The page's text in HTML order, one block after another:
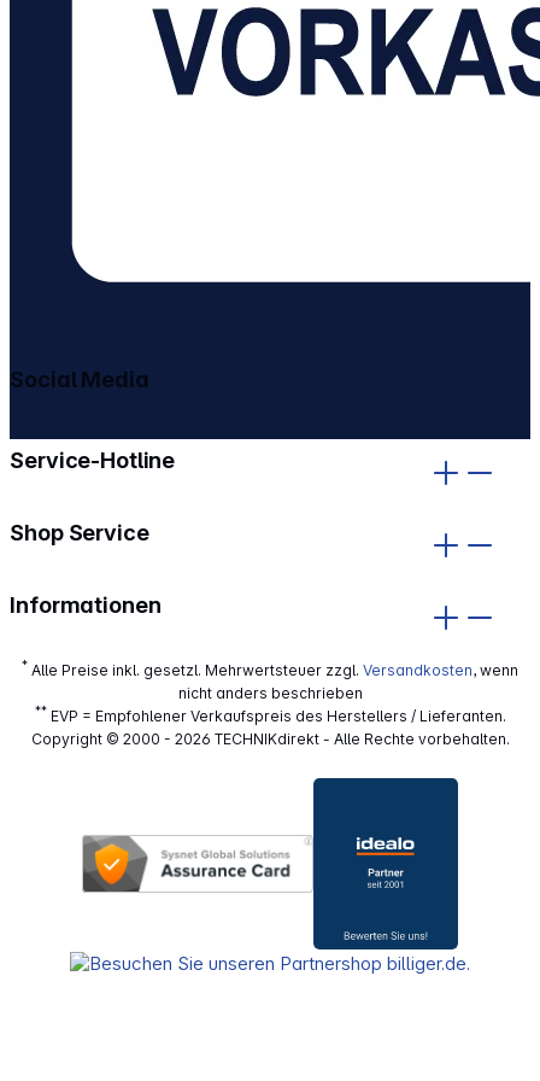
Service-Hotline
Shop Service
Informationen
Social Media
* Alle Preise inkl. gesetzl. Mehrwertsteuer zzgl. Versandkosten, wenn
nicht anders beschrieben
**EVP = Empfohlener Verkaufspreis des Herstellers / Lieferanten.
Copyright © 2000 - 2026 TECHNIKdirekt - Alle Rechte vorbehalten.